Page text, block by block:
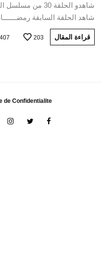
شاهد الحلقة السابقة رمضـــــــان 2012
قراءة المقال 203
de Confidentialite